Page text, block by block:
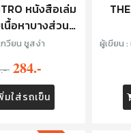
หนังสือเล่ม
นื้อหาบางส่วน
ภาพยนตร์
กวียน ชูสง่า
284.-
มใส่รถเข็น
ผู้เขียน :